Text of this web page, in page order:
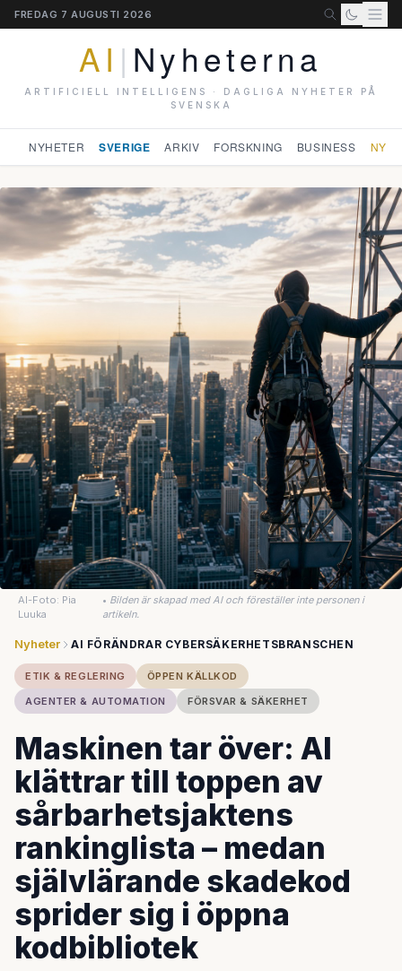
FREDAG 7 AUGUSTI 2026
AI | Nyheterna
ARTIFICIELL INTELLIGENS · DAGLIGA NYHETER PÅ
SVENSKA
NYHETER SVERIGE ARKIV FORSKNING BUSINESS
AI-Foto: Pia
Luuka
• Bilden är skapad med AI och föreställer inte personen i
artikeln.
Nyheter AI FÖRÄNDRAR CYBERSÄKERHETSBRANSCHEN
ETIK & REGLERING
ÖPPEN KÄLLKOD
AGENTER & AUTOMATION
FÖRSVAR & SÄKERHET
Maskinen tar över: AI
klättrar till toppen av
sårbarhetsjaktens
rankinglista – medan
självlärande skadekod
sprider sig i öppna
kodbibliotek